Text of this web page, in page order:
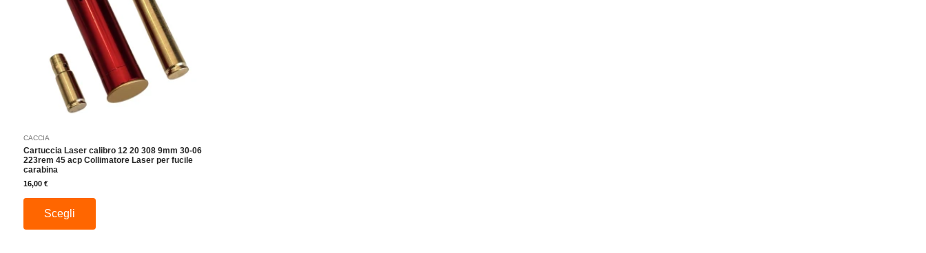
CACCIA
Cartuccia Laser calibro 12 20 308 9mm 30-06
223rem 45 acp Collimatore Laser per fucile
carabina
16,00€
Scegli
opzioni
possono
essere
scelte
nella
pagina
del